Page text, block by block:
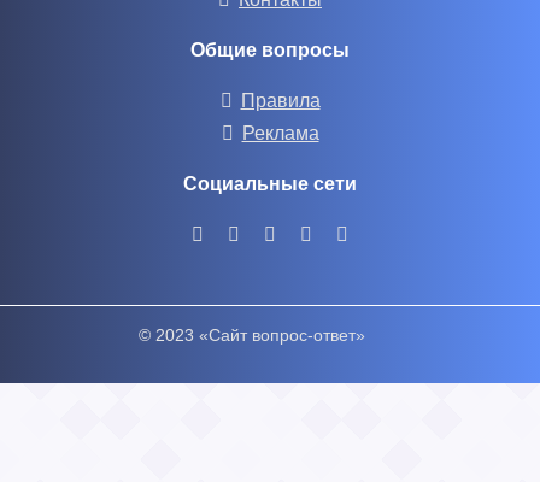
Общие вопросы
Правила
Реклама
Социальные сети
© 2023 «Сайт вопрос-ответ»